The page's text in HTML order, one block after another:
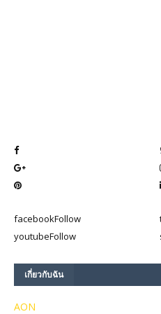
facebookFollow
youtubeFollow
เกี่ยวกับฉัน
AON